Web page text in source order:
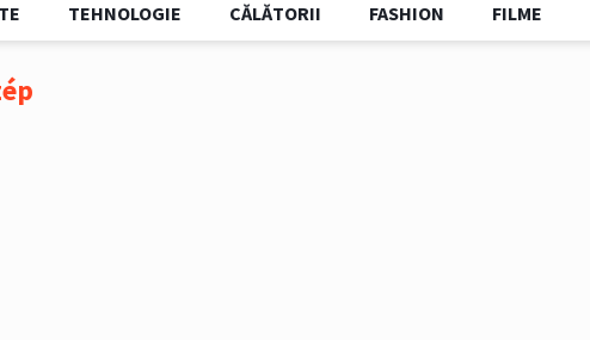
TEHNOLOGIE CĂLĂTORII FASHION FILME